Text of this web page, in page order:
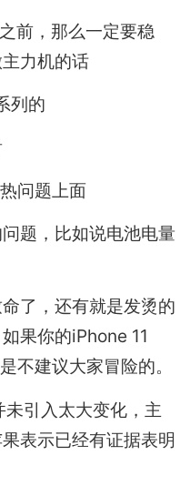
前，那么一定要稳
力机的话
列的
问题上面
题，比如说电池电量
了，还有就是发烫的
果你的iPhone 11
不建议大家冒险的。
未引入太大变化，主
表示已经有证据表明